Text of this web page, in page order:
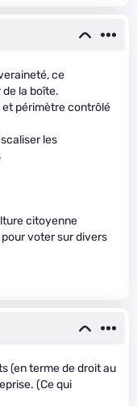
ce
la boîte.
périmètre contrôlé
les
citoyenne
voter sur divers
(en terme de droit au
(Ce qui